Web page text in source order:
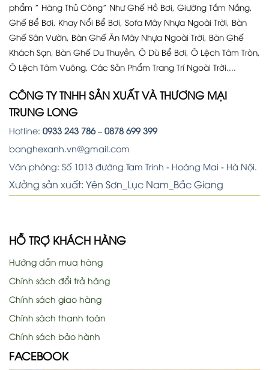
phẩm ” Hàng Thủ Công” Như Ghế Hồ Bơi, Giường Tắm Nắng,
Ghế Bể Bơi, Khay Nổi Bể Bơi, Sofa Mây Nhựa Ngoài Trời, Bàn
Ghế Sân Vườn, Bàn Ghế Ăn Mây Nhựa Ngoài Trời, Bàn Ghế
Khách Sạn, Bàn Ghế Du Thuyền, Ô Dù Bể Bơi, Ô Lệch Tâm Tròn,
Ô Lệch Tâm Vuông, Các Sản Phẩm Trang Trí Ngoài Trời....
CÔNG TY TNHH SẢN XUẤT VÀ THƯƠNG MẠI
TRUNG LONG
Hotline: 0933 243 786– 0878 699 399
banghexanh.vn@gmail.com
Văn phòng: Số 1013 đường Tam Trinh - Hoàng Mai - Hà Nội.
Xưởng sản xuất: Yên Sơn_Lục Nam_Bắc Giang
HỖ TRỢ KHÁCH HÀNG
Hướng dẫn mua hàng
Chính sách đổi trả hàng
Chính sách giao hàng
Chính sách thanh toán
Chính sách bảo hành
FACEBOOK